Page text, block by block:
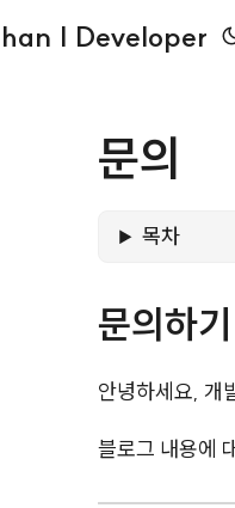
| Developer
문의
목차
문의하기
안녕하세요, 개
블로그 내용에